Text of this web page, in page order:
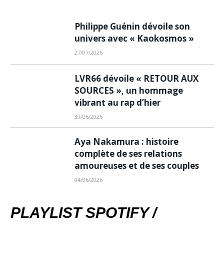
Philippe Guénin dévoile son
univers avec « Kaokosmos »
27/07/2026
LVR66 dévoile « RETOUR AUX
SOURCES », un hommage
vibrant au rap d’hier
30/06/2026
Aya Nakamura : histoire
complète de ses relations
amoureuses et de ses couples
04/06/2026
PLAYLIST SPOTIFY /